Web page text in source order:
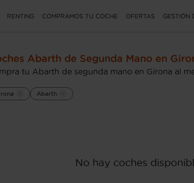
RENTING COMPRAMOS TU COCHE OFERTAS GESTIÓN
Abarth de Segunda Mano en
tu Abarth de segunda mano en Girona al
Abarth
No hay coches